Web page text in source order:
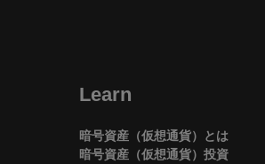
Learn
暗号資産（仮想通貨）とは
暗号資産（仮想通貨）投資